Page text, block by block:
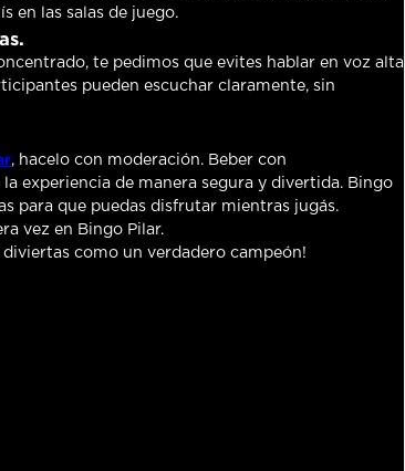
en las salas de juego.
te pedimos que evites hablar en voz alta
pueden escuchar claramente, sin
, hacelo con moderación. Beber con
experiencia de manera segura y divertida. Bingo
para que puedas disfrutar mientras jugás.
vez en Bingo Pilar.
diviertas como un verdadero campeón!